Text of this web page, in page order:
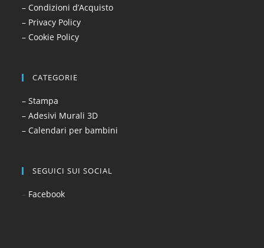
– Condizioni d’Acquisto
– Privacy Policy
– Cookie Policy
CATEGORIE
– Stampa
– Adesivi Murali 3D
– Calendari per bambini
SEGUICI SUI SOCIAL
– Facebook